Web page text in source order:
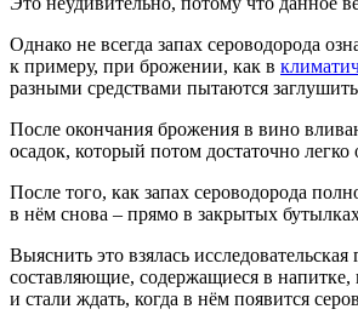
Однако не всегда запах сероводорода
к примеру, при брожении, как в
разными средствами пытаются
После окончания брожения в вино
осадок, который потом достаточно
После того, как запах сероводорода
в нём снова – прямо в закрытых
Выяснить это взялась
составляющие, содержащиеся в напитке,
и стали ждать, когда в нём появится